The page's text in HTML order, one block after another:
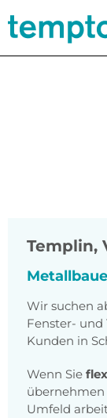
Templin,
Wir suchen
Fenster- und
Kunden in
Wenn Sie
Umfeld